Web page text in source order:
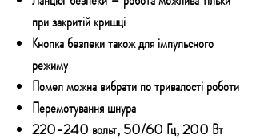
при закритій кришці
Кнопка безпеки також для імпульсного
режиму
Помел можна вибрати по тривалості роботи
Перемотування шнура
220-240 вольт, 50/60 Гц, 200 Вт